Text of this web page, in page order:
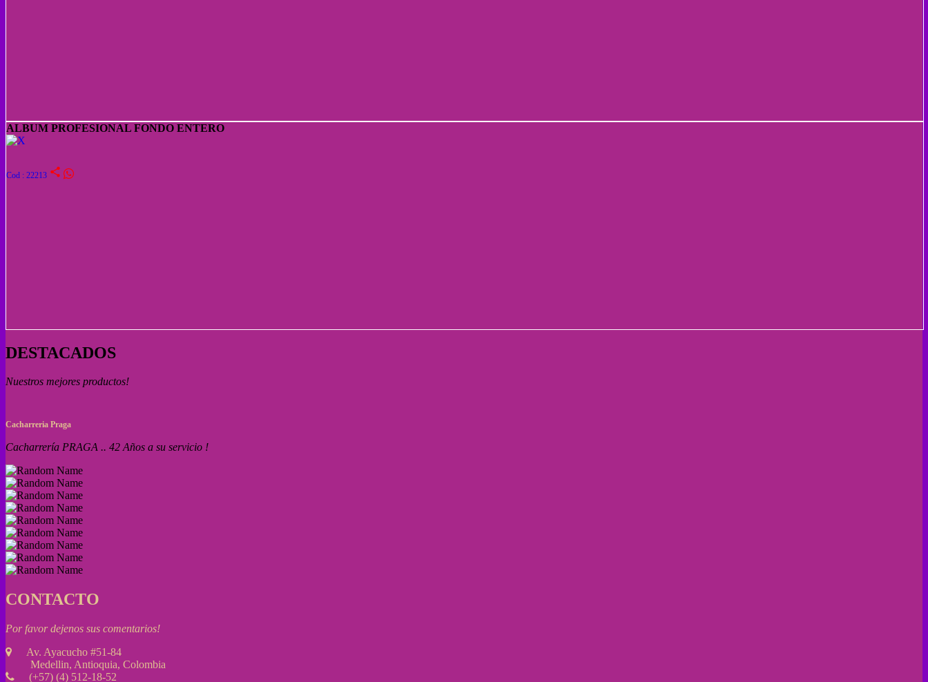
ALBUM PROFESIONAL FONDO ENTERO
Cod : 22213 share
DESTACADOS
Nuestros mejores productos!
Cacharreria Praga
Cacharrería PRAGA .. 42 Años a su servicio !
CONTACTO
Por favor dejenos sus comentarios!
Av. Ayacucho #51-84
Medellin, Antioquia, Colombia
(+57) (4) 512-18-52